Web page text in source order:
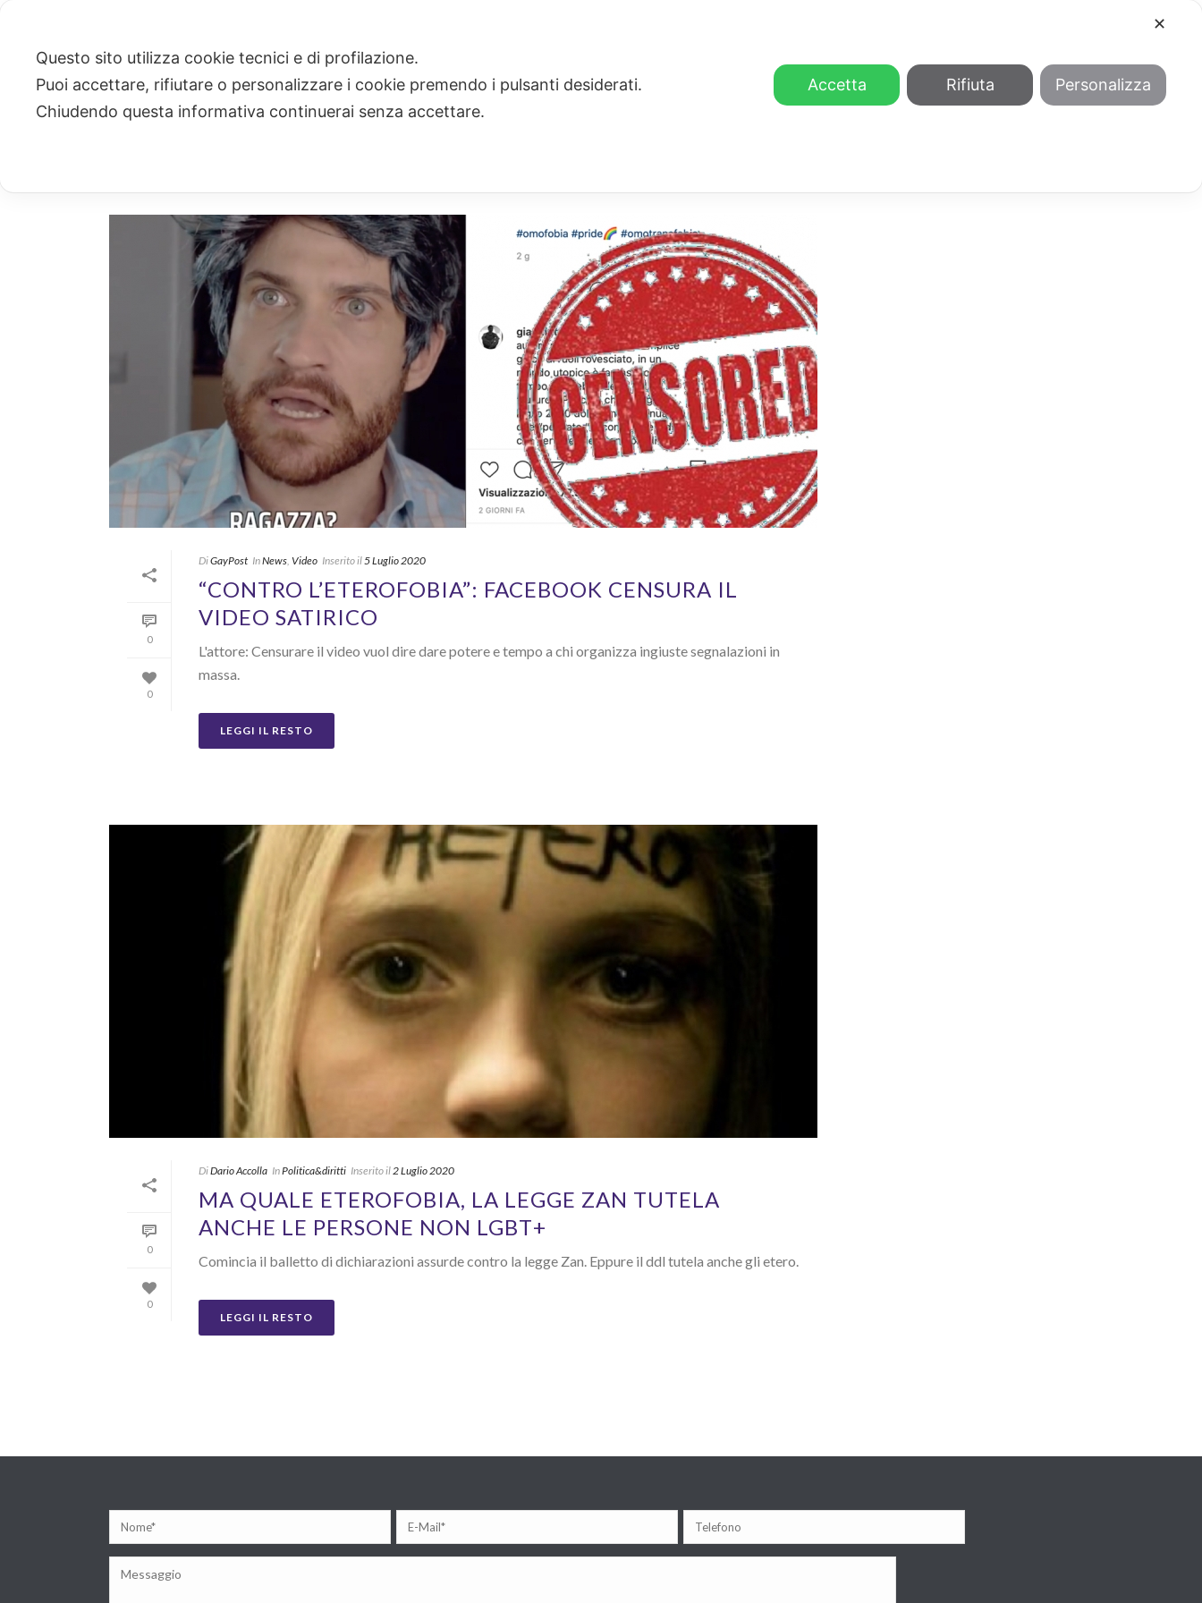
ARCHIVIO
0
0
DiGayPost InNews, Video Inserito il5 Luglio 2020
“CONTRO L’ETEROFOBIA”: FACEBOOK CENSURA IL
VIDEO SATIRICO
L'attore: Censurare il video vuol dire dare potere e tempo a chi organizza ingiuste segnalazioni in
massa.
LEGGI IL RESTO
0
0
DiDario Accolla InPolitica&diritti Inserito il2 Luglio 2020
MA QUALE ETEROFOBIA, LA LEGGE ZAN TUTELA
ANCHE LE PERSONE NON LGBT+
Comincia il balletto di dichiarazioni assurde contro la legge Zan. Eppure il ddl tutela anche gli etero.
LEGGI IL RESTO
✕
Questo sito utilizza cookie tecnici e di profilazione.
Puoi accettare, rifiutare o personalizzare i cookie premendo i pulsanti desiderati.
Chiudendo questa informativa continuerai senza accettare.
Accetta Rifiuta Personalizza